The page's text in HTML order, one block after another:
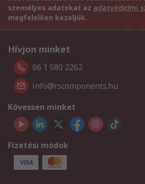
személyes adatokat az adatvédelmi
megfelelően kezeljük.
Hívjon minket
06 1 580 2262
info@rscomponents.hu
Kövessen minket
Fizetési módok